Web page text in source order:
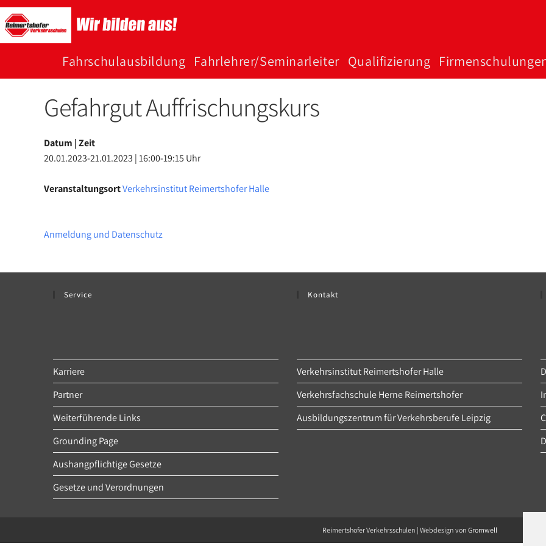
Zum
Inhalt
springen
Fahr­schul­­aus­bildung Fahr­­lehrer/Seminar­­­leiter Qualifizierung
Gefahrgut Auffrischungskurs
Datum | Zeit
20.01.2023-21.01.2023 | 16:00-19:15 Uhr
VeranstaltungsortVerkehrsinstitut Reimertshofer Halle
Anmeldung und Datenschutz
Service
Karriere
Partner
Weiterführende Links
Grounding Page
Aushangpflichtige Gesetze
Gesetze und Verordnungen
Kontakt
Verkehrsinstitut Reimertshofer Halle
Verkehrsfachschule Herne Reimertshofer
Ausbildungszentrum für Verkehrsberufe Leipzig
Reimertshofer Verkehrsschulen | Webdesign von Gromwell